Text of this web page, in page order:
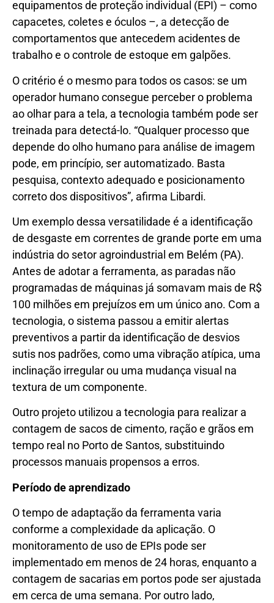
equipamentos de proteção individual (EPI) – como
capacetes, coletes e óculos –, a detecção de
comportamentos que antecedem acidentes de
trabalho e o controle de estoque em galpões.
O critério é o mesmo para todos os casos: se um
operador humano consegue perceber o problema
ao olhar para a tela, a tecnologia também pode ser
treinada para detectá-lo. “Qualquer processo que
depende do olho humano para análise de imagem
pode, em princípio, ser automatizado. Basta
pesquisa, contexto adequado e posicionamento
correto dos dispositivos”, afirma Libardi.
Um exemplo dessa versatilidade é a identificação
de desgaste em correntes de grande porte em uma
indústria do setor agroindustrial em Belém (PA).
Antes de adotar a ferramenta, as paradas não
programadas de máquinas já somavam mais de R$
100 milhões em prejuízos em um único ano. Com a
tecnologia, o sistema passou a emitir alertas
preventivos a partir da identificação de desvios
sutis nos padrões, como uma vibração atípica, uma
inclinação irregular ou uma mudança visual na
textura de um componente.
Outro projeto utilizou a tecnologia para realizar a
contagem de sacos de cimento, ração e grãos em
tempo real no Porto de Santos, substituindo
processos manuais propensos a erros.
Período de aprendizado
O tempo de adaptação da ferramenta varia
conforme a complexidade da aplicação. O
monitoramento de uso de EPIs pode ser
implementado em menos de 24 horas, enquanto a
contagem de sacarias em portos pode ser ajustada
em cerca de uma semana. Por outro lado,